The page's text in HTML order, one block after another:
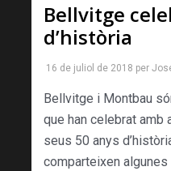
Bellvitge
d’història
16 de juliol de 2018 per
Bellvitge i Montbau
que han celebrat
seus 50 anys
comparteixen